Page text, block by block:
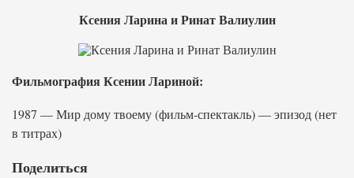
Ксения Ларина и Ринат Валиулин
Фильмография Ксении Лариной:
1987 — Мир дому твоему (фильм-спектакль) — эпизод (нет
в титрах)
Поделиться